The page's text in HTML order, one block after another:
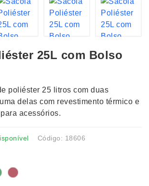
25L com Bolso
poliéster 25 litros com duas
delas com revestimento térmico e
acessórios.
Código: 18606